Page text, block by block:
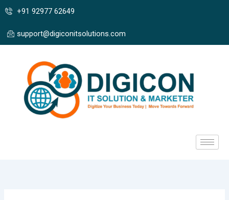
Skip
content
+91 92977 62649
support@digiconitsolutions.com